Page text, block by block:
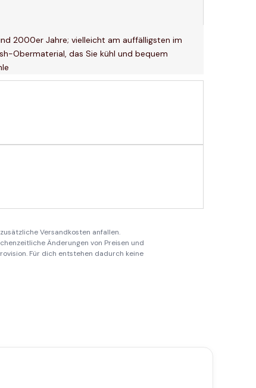
2000er Jahre; vielleicht am auffälligsten im
Obermaterial, das Sie kühl und bequem
Versandkosten anfallen.
Änderungen von Preisen und
Für dich entstehen dadurch keine